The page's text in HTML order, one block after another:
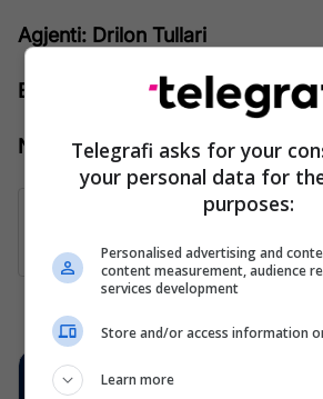
Agjenti: Drilon Tullari
Emaili: drilon.tullari@pro-
Numri kontaktues: +383 44
Telegrafi asks for your
your personal data for
purposes:
Personalised advertising and
content measurement, audience
services development
Store and/or access information
Learn more